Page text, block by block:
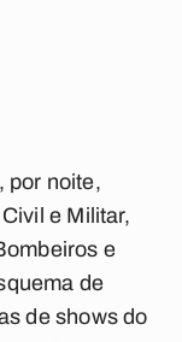
por noite,
e Militar,
e
de
de shows do